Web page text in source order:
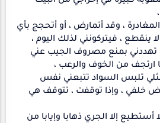
، وقد أتمارض ، أو أتحجج بأي
ينقطع ، فيتركونني لذلك اليوم ،
تهددني بمنع مصروف الجيب عني
ارتجف من الخوف والرعب ،
تلبس السواد تتبعني نفس
خلفي ، وإذا توقفت ، تتوقف هي
إلا الجري ذهابا وإيابا من